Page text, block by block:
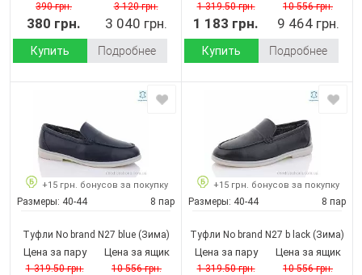
390 грн.
380 грн.
3 120 грн.
3 040 грн.
Купить Подробнее
1 319.50 грн.
1 183 грн.
10 556 грн.
9 464 грн.
Купить Подробнее
+15 грн. бонусов за покупку
Размеры: 40-44 8 пар
Туфли No brand N27 blue(Зима)
Цена за пару
1 319.50 грн.
Цена за ящик
10 556 грн.
+15 грн. бонусов за покупку
Размеры: 40-44 8 пар
Туфли No brand N27 b lack (Зима)
Цена за пару
1 319.50 грн.
Цена за ящик
10 556 грн.